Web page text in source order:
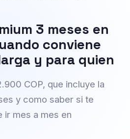
3 meses en
conviene
y para quien
COP, que incluye la
y como saber si te
ir mes a mes en